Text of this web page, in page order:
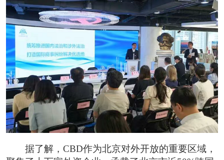
据了解，CBD作为北京对外开放的重要区域，